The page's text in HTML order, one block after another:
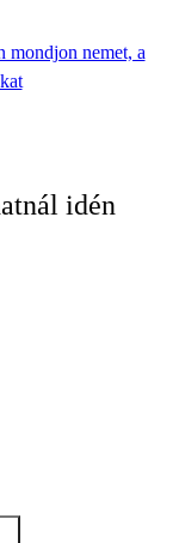
mondjon nemet, a
idén